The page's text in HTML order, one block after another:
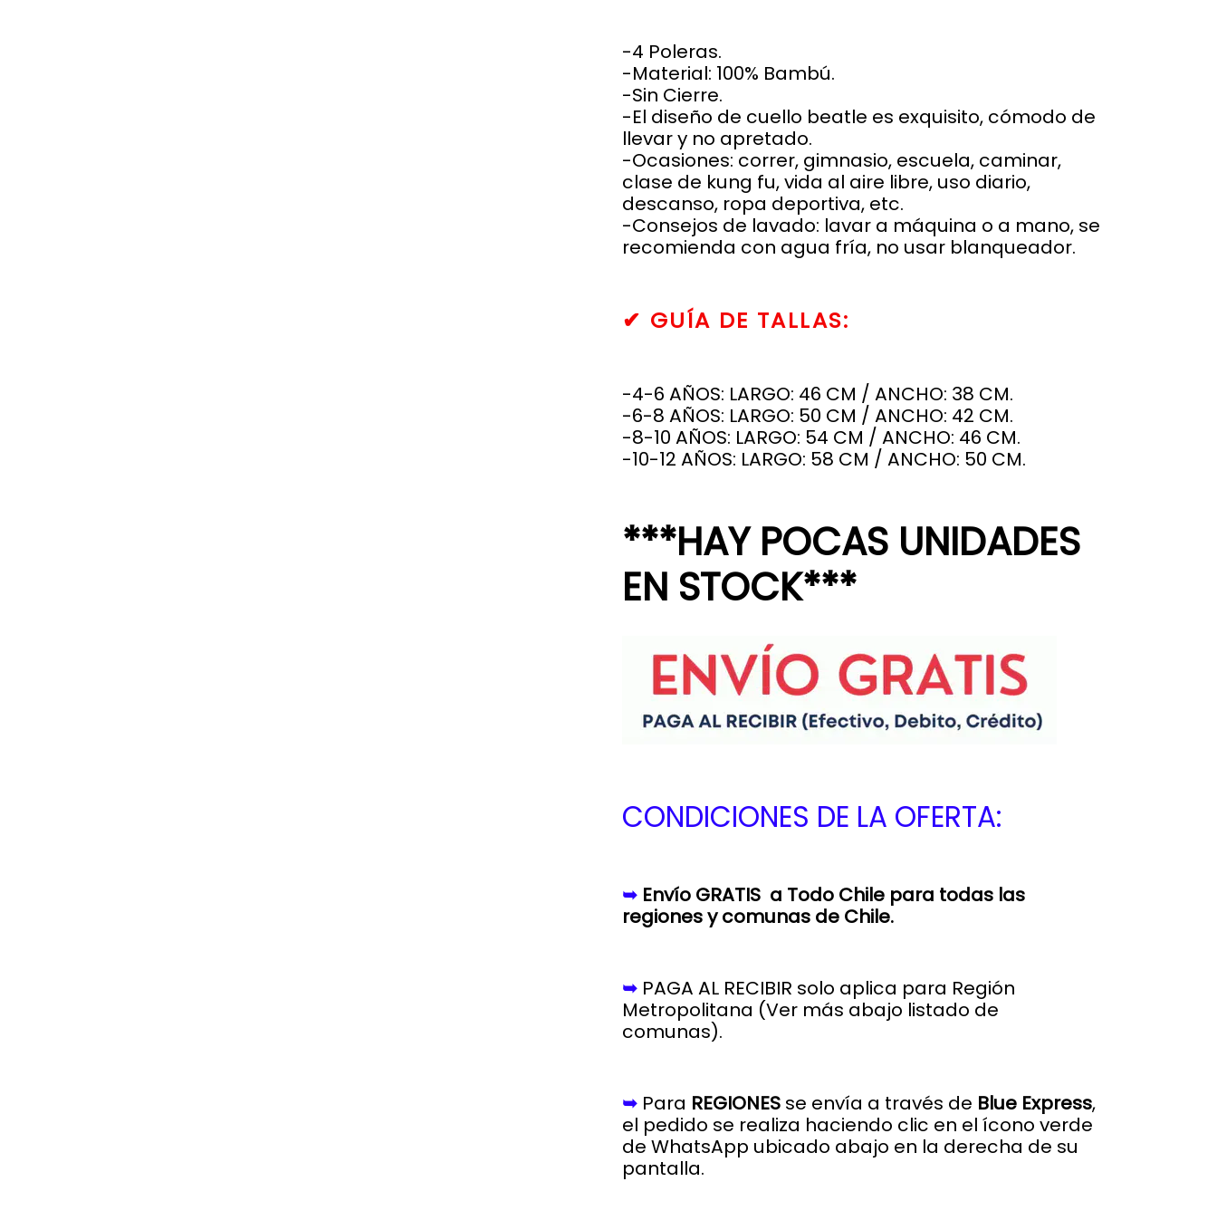
-4 Poleras.
-Material: 100% Bambú.
-Sin Cierre.
-El diseño de cuello beatle es exquisito, cómodo de
llevar y no apretado.
-Ocasiones: correr, gimnasio, escuela, caminar,
clase de kung fu, vida al aire libre, uso diario,
descanso, ropa deportiva, etc.
-Consejos de lavado: lavar a máquina o a mano, se
recomienda con agua fría, no usar blanqueador.
✔ GUÍA DE TALLAS:
-4-6 AÑOS: LARGO: 46 CM / ANCHO: 38 CM.
-6-8 AÑOS: LARGO: 50 CM / ANCHO: 42 CM.
-8-10 AÑOS: LARGO: 54 CM / ANCHO: 46 CM.
-10-12 AÑOS: LARGO: 58 CM / ANCHO: 50 CM.
***HAY POCAS UNIDADES
EN STOCK***
CONDICIONES DE LA OFERTA:
➥ Envío GRATIS a Todo Chile para todas las
regiones y comunas de Chile.
➥ PAGA AL RECIBIR solo aplica para Región
Metropolitana (Ver más abajo listado de
comunas).
➥ Para REGIONES se envía a través de Blue Express,
el pedido se realiza haciendo clic en el ícono verde
de WhatsApp ubicado abajo en la derecha de su
pantalla.